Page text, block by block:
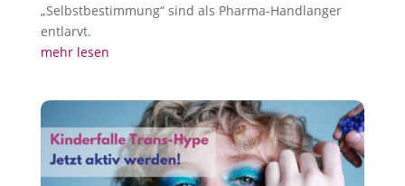
„Selbstbestimmung“ sind als Pharma-Handlanger
entlarvt.
mehr lesen